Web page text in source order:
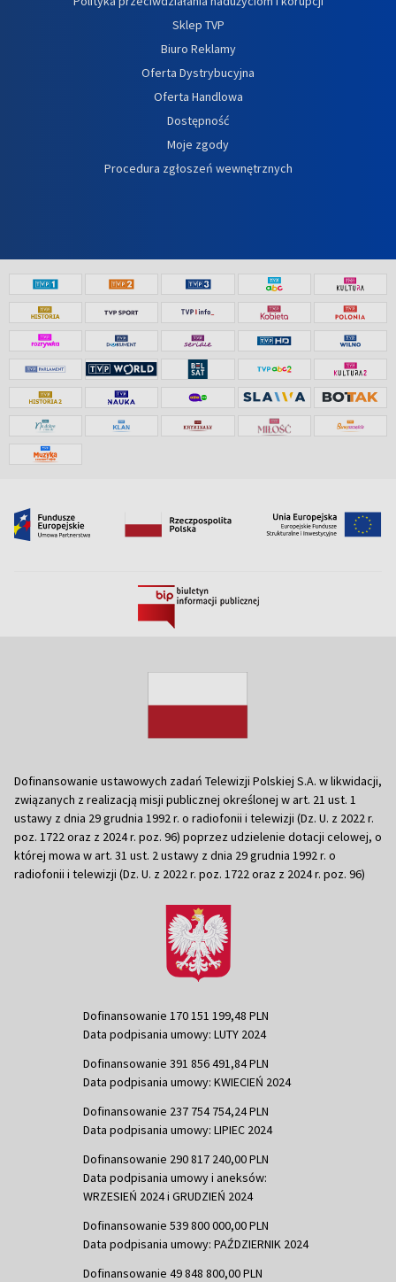
Sklep TVP
Biuro Reklamy
Oferta Dystrybucyjna
Oferta Handlowa
Dostępność
Moje zgody
Procedura zgłoszeń wewnętrznych
Dofinansowanie ustawowych zadań Telewizji Polskiej S.A. w likwidacji,
związanych z realizacją misji publicznej określonej w art. 21 ust. 1
ustawy z dnia 29 grudnia 1992 r. o radiofonii i telewizji (Dz. U. z 2022 r.
poz. 1722 oraz z 2024 r. poz. 96) poprzez udzielenie dotacji celowej, o
której mowa w art. 31 ust. 2 ustawy z dnia 29 grudnia 1992 r. o
radiofonii i telewizji (Dz. U. z 2022 r. poz. 1722 oraz z 2024 r. poz. 96)
Dofinansowanie 170 151 199,48 PLN
Data podpisania umowy: LUTY 2024
Dofinansowanie 391 856 491,84 PLN
Data podpisania umowy: KWIECIEŃ 2024
Dofinansowanie 237 754 754,24 PLN
Data podpisania umowy: LIPIEC 2024
Dofinansowanie 290 817 240,00 PLN
Data podpisania umowy i aneksów:
WRZESIEŃ 2024 i GRUDZIEŃ 2024
Dofinansowanie 539 800 000,00 PLN
Data podpisania umowy: PAŹDZIERNIK 2024
Dofinansowanie 49 848 800,00 PLN